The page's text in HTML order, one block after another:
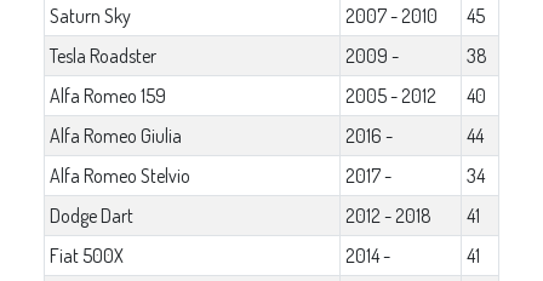
Saturn Sky
2007 - 2010
45
Tesla Roadster
2009 -
38
Alfa Romeo 159
2005 - 2012
40
Alfa Romeo Giulia
2016 -
44
Alfa Romeo Stelvio
2017 -
34
Dodge Dart
2012 - 2018
41
Fiat 500X
2014 -
41